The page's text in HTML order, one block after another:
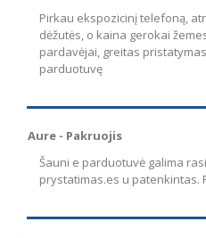
Pirkau ekspozicinį telefoną,
dėžutės, o kaina gerokai
pardavėjai, greitas
parduotuvę
Aure - Pakruojis
Šauni e parduotuvė galima
prystatimas.es u patenkintas.